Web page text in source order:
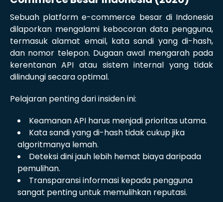
Sebuah platform e-commerce besar di Indonesia
dilaporkan mengalami kebocoran data pengguna,
termasuk alamat email, kata sandi yang di-hash,
dan nomor telepon. Dugaan awal mengarah pada
kerentanan API atau sistem internal yang tidak
dilindungi secara optimal.
Pelajaran penting dari insiden ini:
Keamanan API harus menjadi prioritas utama.
Kata sandi yang di-hash tidak cukup jika
algoritmanya lemah.
Deteksi dini jauh lebih hemat biaya daripada
pemulihan.
Transparansi informasi kepada pengguna
sangat penting untuk memulihkan reputasi.